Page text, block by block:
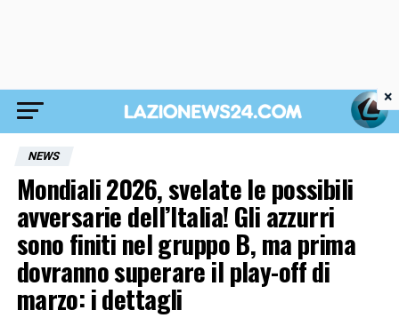
NEWS
Mondiali 2026, svelate le possibili
avversarie dell’Italia! Gli azzurri
sono finiti nel gruppo B, ma prima
dovranno superare il play-off di
marzo: i dettagli
×